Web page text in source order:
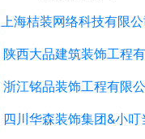
上海桔装网络科技有限公
陕西大品建筑装饰工程
浙江铭品装饰工程有限
四川华森装饰集团&小叮